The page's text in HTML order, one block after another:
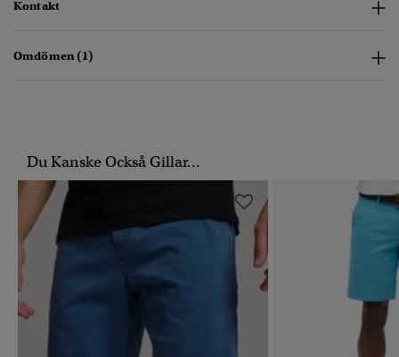
Kontakt
Omdömen (1)
Du Kanske Också Gillar...